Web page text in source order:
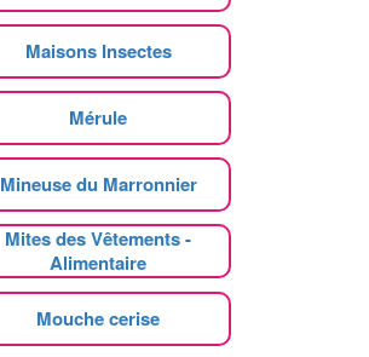
Maisons Insectes
Mérule
Mineuse du Marronnier
Mites des Vêtements -
Alimentaire
Mouche cerise